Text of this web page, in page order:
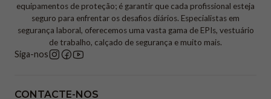
equipamentos de proteção; é garantir que cada profissional esteja
seguro para enfrentar os desafios diários. Especialistas em
segurança laboral, oferecemos uma vasta gama de EPIs, vestuário
de trabalho, calçado de segurança e muito mais.
Siga-nos
CONTACTE-NOS